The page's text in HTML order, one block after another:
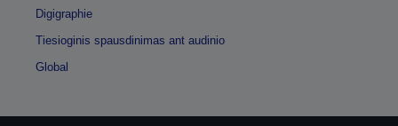
Digigraphie
Tiesioginis spausdinimas ant audinio
Global